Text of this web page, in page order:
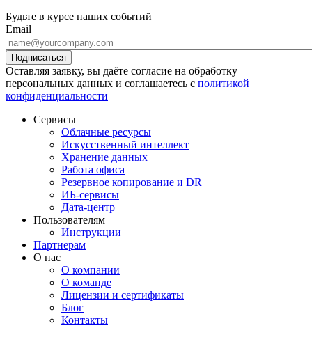
Будьте в курсе наших событий
Email
Оставляя заявку, вы даёте согласие на обработку
персональных данных и соглашаетесь с политикой
конфиденциальности
Сервисы
Облачные ресурсы
Искусственный интеллект
Хранение данных
Работа офиса
Резервное копирование и DR
ИБ-сервисы
Дата-центр
Пользователям
Инструкции
Партнерам
О нас
О компании
О команде
Лицензии и сертификаты
Блог
Контакты